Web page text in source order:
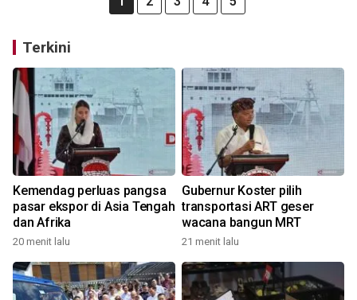
Terkini
Kemendag perluas pangsa
pasar ekspor di Asia Tengah
dan Afrika
20 menit lalu
Gubernur Koster pilih
transportasi ART geser
wacana bangun MRT
21 menit lalu